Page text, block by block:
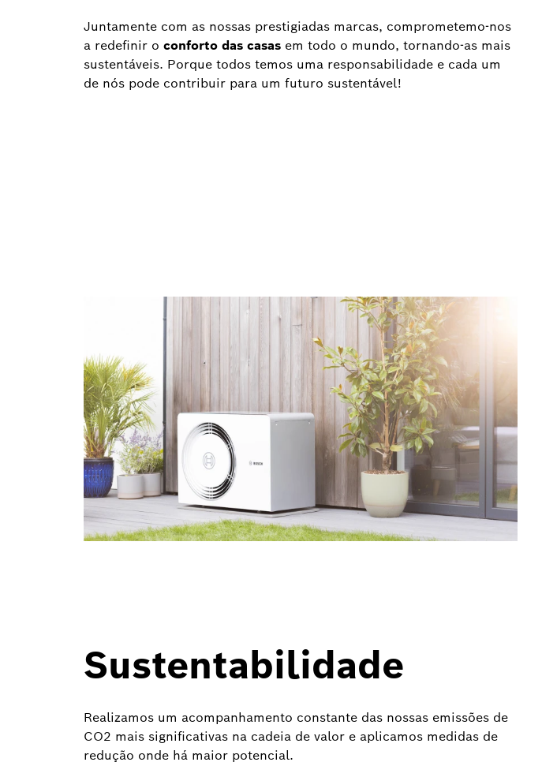
Juntamente com as nossas prestigiadas marcas, comprometemo-nos
a redefinir o conforto das casas em todo o mundo, tornando-as mais
sustentáveis. Porque todos temos uma responsabilidade e cada um
de nós pode contribuir para um futuro sustentável!
Sustentabilidade
Realizamos um acompanhamento constante das nossas emissões de
CO2 mais significativas na cadeia de valor e aplicamos medidas de
redução onde há maior potencial.